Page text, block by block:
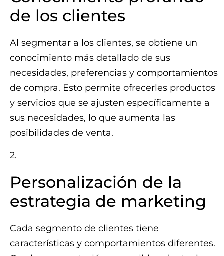
de los clientes
Al segmentar a los clientes, se obtiene un
conocimiento más detallado de sus
necesidades, preferencias y comportamientos
de compra. Esto permite ofrecerles productos
y servicios que se ajusten específicamente a
sus necesidades, lo que aumenta las
posibilidades de venta.
2.
Personalización de la
estrategia de marketing
Cada segmento de clientes tiene
características y comportamientos diferentes.